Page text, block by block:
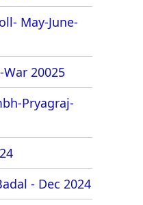
May-June-
20025
Pryagraj-
- Dec 2024